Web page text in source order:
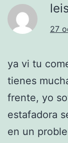
27
ya vi tu
tienes
frente, yo
estafadora
en un